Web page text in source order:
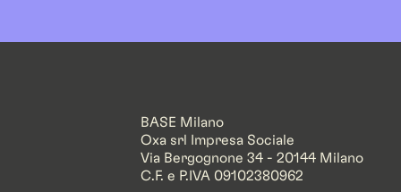
BASE Milano
Oxa srl Impresa Sociale
Via Bergognone 34 - 20144 Milano
C.F. e P.IVA 09102380962